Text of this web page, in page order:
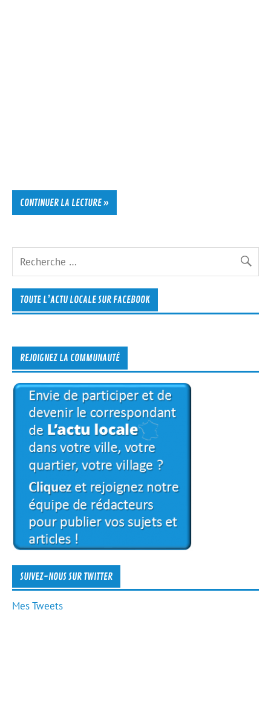
CONTINUER LA LECTURE »
TOUTE L’ACTU LOCALE SUR FACEBOOK
REJOIGNEZ LA COMMUNAUTÉ
SUIVEZ-NOUS SUR TWITTER
Mes Tweets